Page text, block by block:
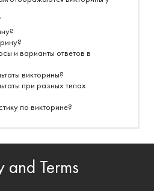
и варианты ответов в
викторины?
при разных типах
по викторине?
Terms